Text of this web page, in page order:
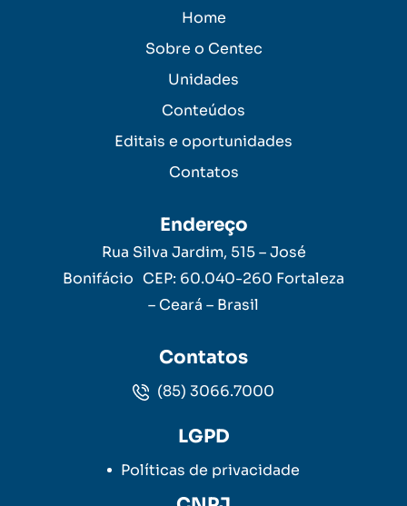
Home
Sobre o Centec
Unidades
Conteúdos
Editais e oportunidades
Contatos
Endereço
Rua Silva Jardim, 515 – José
Bonifácio CEP: 60.040-260 Fortaleza
– Ceará – Brasil
Contatos
(85) 3066.7000
LGPD
Políticas de privacidade